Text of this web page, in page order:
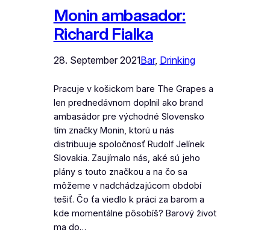
Monin ambasador:
Richard Fialka
28. September 2021Bar, Drinking
Pracuje v košickom bare The Grapes a
len prednedávnom doplnil ako brand
ambasádor pre východné Slovensko
tím značky Monin, ktorú u nás
distribuuje spoločnosť Rudolf Jelínek
Slovakia. Zaujímalo nás, aké sú jeho
plány s touto značkou a na čo sa
môžeme v nadchádzajúcom období
tešiť. Čo ťa viedlo k práci za barom a
kde momentálne pôsobíš? Barový život
ma do…